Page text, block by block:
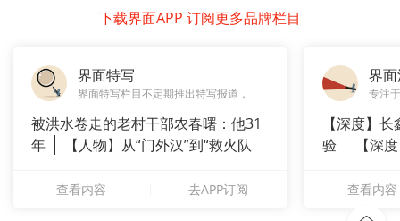
下载界面APP 订阅更多品牌栏目
界面特写
界面特写栏目不定期推出特写报道，
被洪水卷走的老村干部农春曙：他31
年
【人物】从“门外汉”到“救火队
查看内容 去APP订阅
界
专注
【深度】
验
【深
查看内容